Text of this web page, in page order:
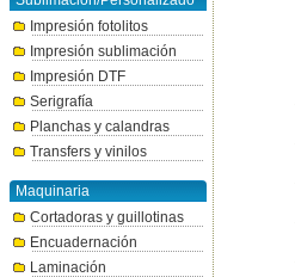
Impresión fotolitos
Impresión sublimación
Impresión DTF
Serigrafía
Planchas y calandras
Transfers y vinilos
Maquinaria
Cortadoras y guillotinas
Encuadernación
Laminación